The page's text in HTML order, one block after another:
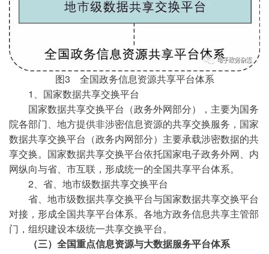
图3 全国政务信息资源共享平台体系
1、国家数据共享交换平台
国家数据共享交换平台（政务外网部分），主要为国务
院各部门、地方提供非涉密信息资源的共享交换服务，国家
数据共享交换平台（政务内网部分）主要承载涉密数据的共
享交换。国家数据共享交换平台依托国家电子政务外网、内
网纵向与省、市互联，形成统一的全国共享平台体系。
2、省、地市级数据共享交换平台
省、地市级数据共享交换平台与国家数据共享交换平台
对接，形成全国共享平台体系。各地方政务信息共享主管部
门，组织建设本级统一共享交换平台。
（三）全国重点信息资源与大数据服务平台体系